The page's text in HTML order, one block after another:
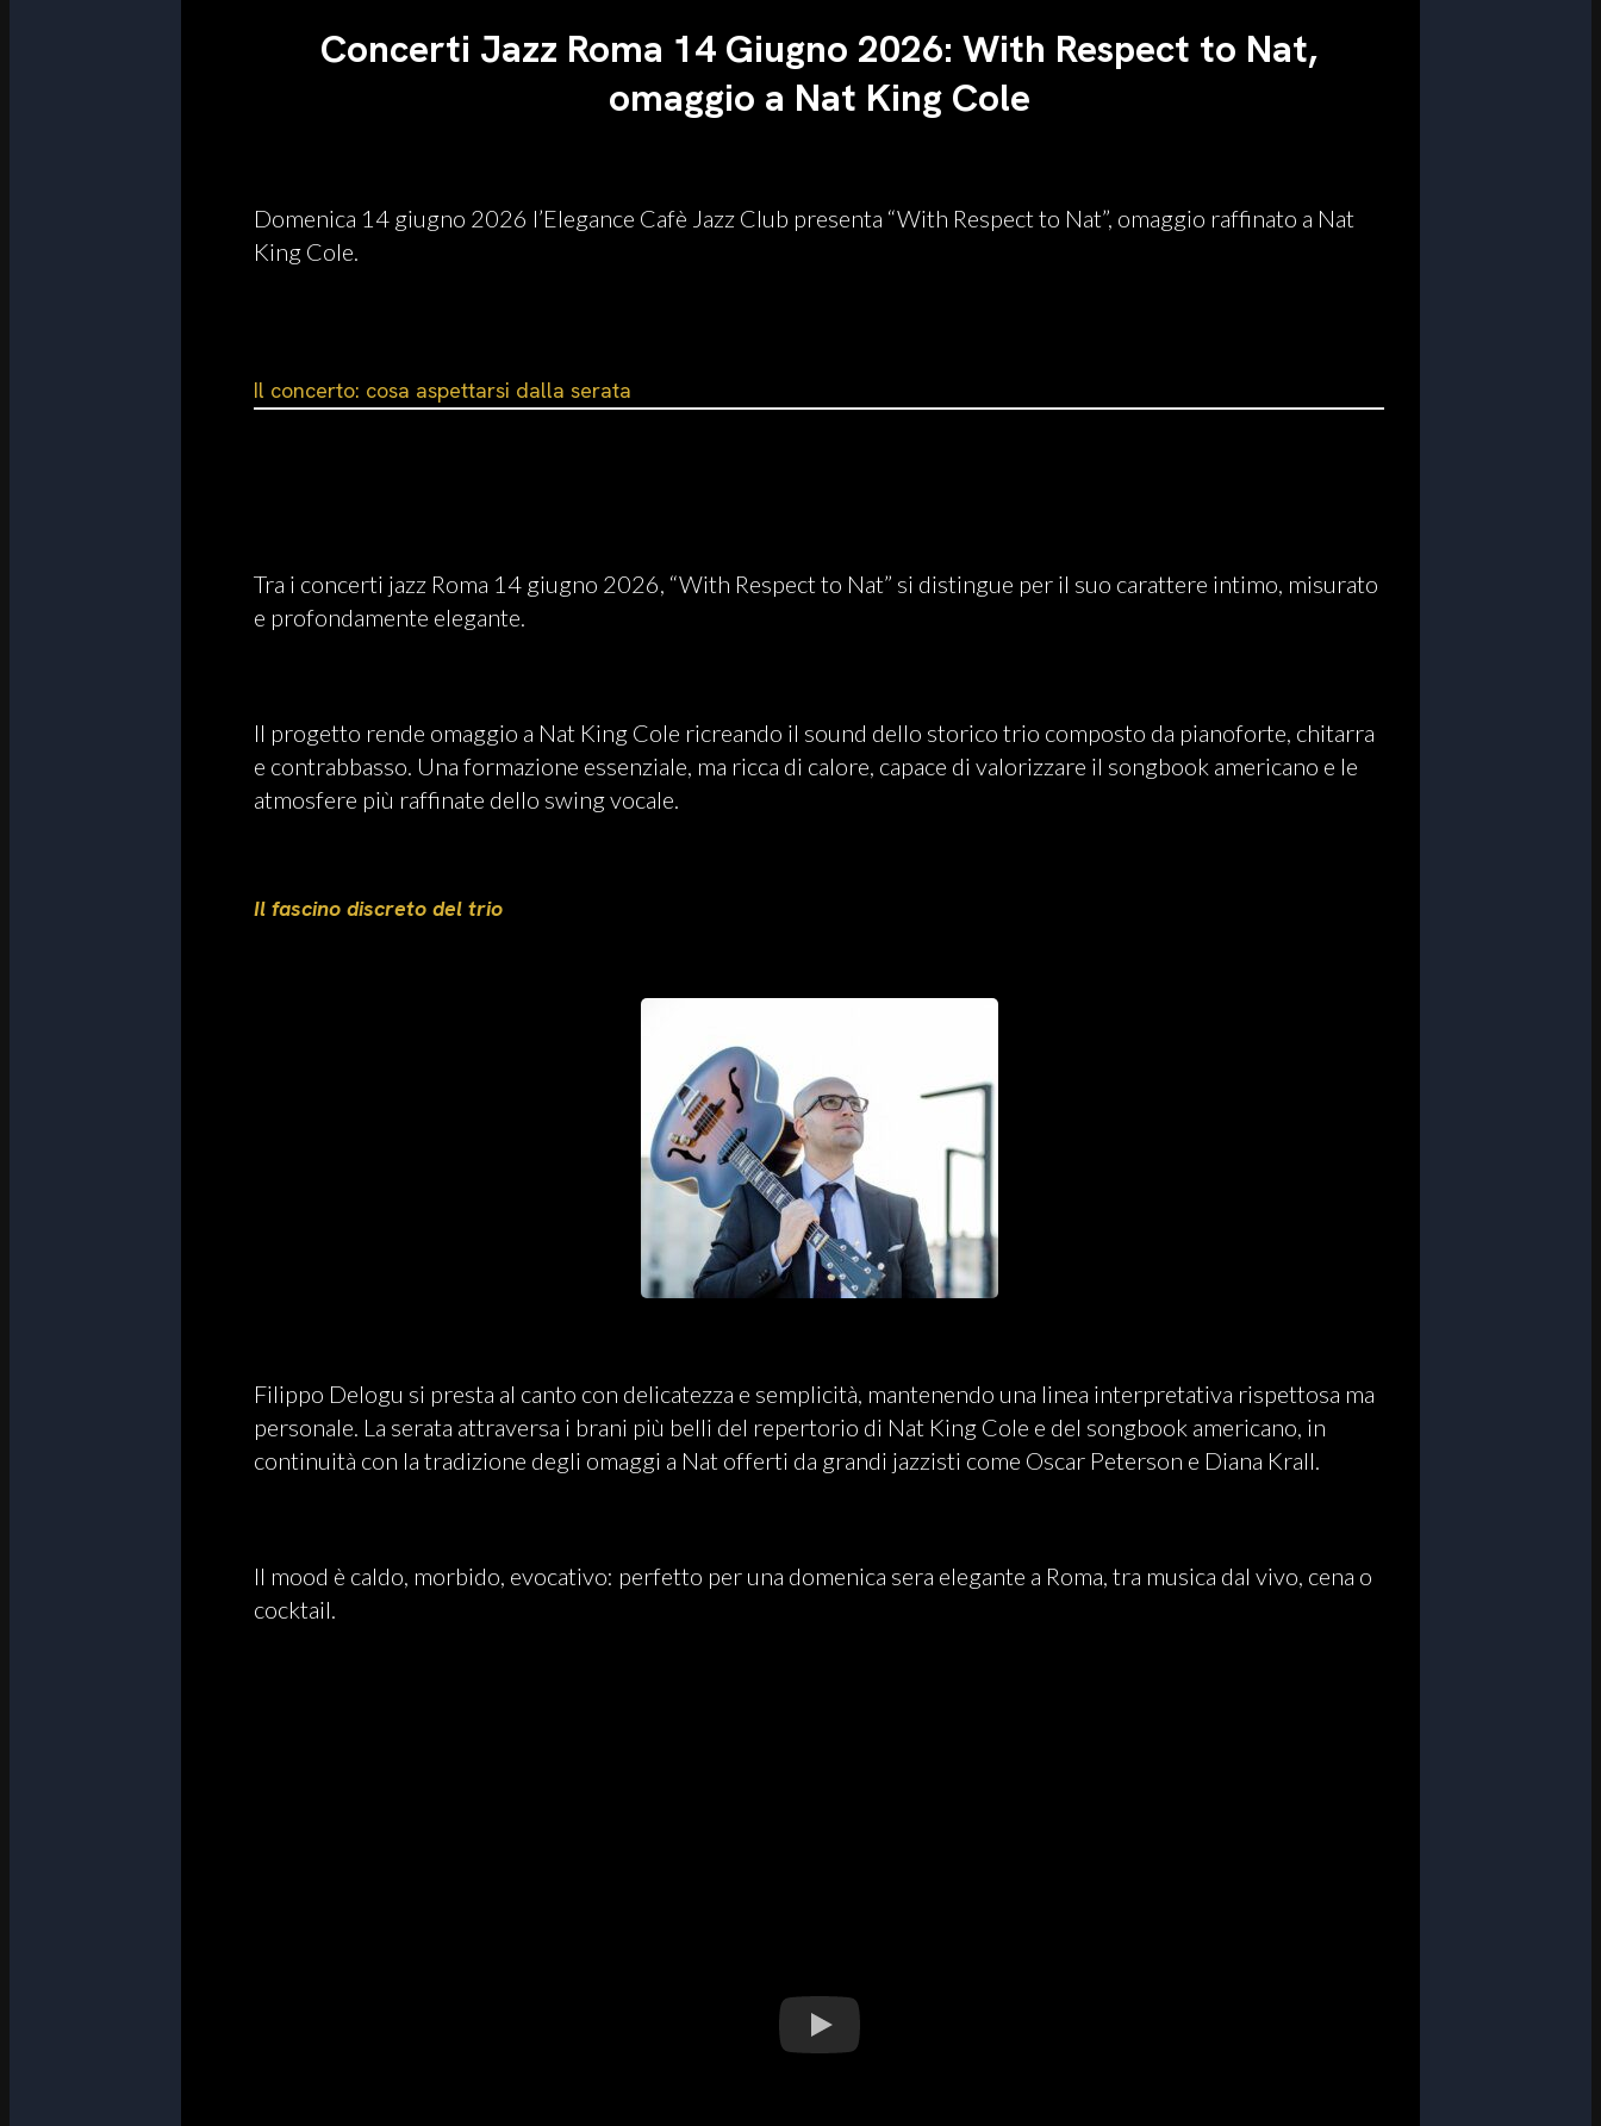
Concerti Jazz Roma 14 Giugno 2026: With Respect to Nat,
omaggio a Nat King Cole
Domenica 14 giugno 2026 l’Elegance Cafè Jazz Club presenta “With Respect to Nat”, omaggio raffinato a Nat
King Cole.
Il concerto: cosa aspettarsi dalla serata
Tra i concerti jazz Roma 14 giugno 2026, “With Respect to Nat” si distingue per il suo carattere intimo, misurato
e profondamente elegante.
Il progetto rende omaggio a Nat King Cole ricreando il sound dello storico trio composto da pianoforte, chitarra
e contrabbasso. Una formazione essenziale, ma ricca di calore, capace di valorizzare il songbook americano e le
atmosfere più raffinate dello swing vocale.
Il fascino discreto del trio
Filippo Delogu si presta al canto con delicatezza e semplicità, mantenendo una linea interpretativa rispettosa ma
personale. La serata attraversa i brani più belli del repertorio di Nat King Cole e del songbook americano, in
continuità con la tradizione degli omaggi a Nat offerti da grandi jazzisti come Oscar Peterson e Diana Krall.
Il mood è caldo, morbido, evocativo: perfetto per una domenica sera elegante a Roma, tra musica dal vivo, cena o
cocktail.